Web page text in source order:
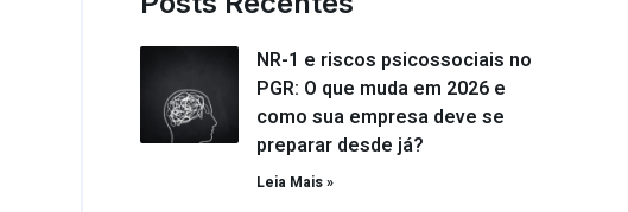
NR-1 e riscos psicossociais no
PGR: O que muda em 2026 e
como sua empresa deve se
preparar desde já?
Leia Mais »